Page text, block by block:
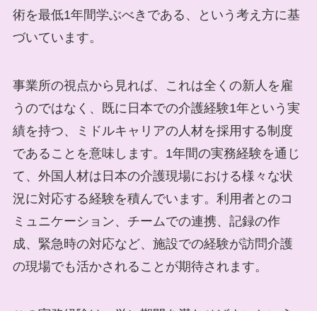
術を最低1年間学ぶべきである、という考え方に基
づいています。
事業所の視点から見れば、これは全くの新人を雇
うのではなく、既に日本での介護経験1年という実
績を持つ、ミドルキャリアの人材を採用する制度
であることを意味します。1年間の実務経験を通じ
て、外国人材は日本の介護現場における様々な状
況に対応する経験を積んでいます。利用者とのコ
ミュニケーション、チームでの連携、記録の作
成、緊急時の対応など、施設での経験が訪問介護
の現場でも活かされることが期待されます。